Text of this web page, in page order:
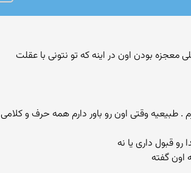
معجزه بودن اون در اینه كه تو نتونی با عقلت
. طبیعیه وقتی اون رو باور دارم همه حرف و كلامی
قبول داری یا نه
اون گفته